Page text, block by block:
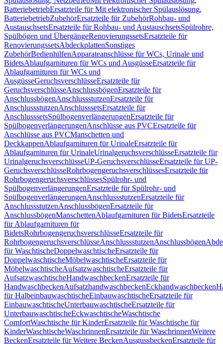
BatteriebetriebErsatzteile für Mit elektronischer Spülauslösung,
BatteriebetriebZubehörErsatzteile für ZubehörRohbau- und
AustauschsetsErsatzteile für Rohbau- und AustauschsetsSpülrohre,
Spülbögen und ÜbergängeRenovierungssetsErsatzteile für
RenovierungssetsAbdeckplattenSonstiges
ZubehörBedienhilfenApparateanschlüsse für WCs, Urinale und
BidetsAblaufgarnituren für WCs und AusgüsseErsatzteile für
Ablaufgarnituren für WCs und
AusgüsseGeruchsverschlüsseErsatzteile für
GeruchsverschlüsseAnschlussbögenErsatzteile für
AnschlussbögenAnschlussstutzenErsatzteile für
AnschlussstutzenAnschlusssetsErsatzteile für
AnschlusssetsSpülbogenverlängerungenErsatzteile für
SpülbogenverlängerungenAnschlüsse aus PVCErsatzteile für
Anschlüsse aus PVCManschetten und
DeckkappenAblaufgarnituren für UrinaleErsatzteile für
Ablaufgarnituren für UrinaleUrinalgeruchsverschlüsseErsatzteile für
UrinalgeruchsverschlüsseUP-GeruchsverschlüsseErsatzteile für UP-
GeruchsverschlüsseRohrbogengeruchsverschlüssesErsatzteile für
RohrbogengeruchsverschlüssesSpülrohr- und
SpülbogenverlängerungenErsatzteile für Spülrohr- und
SpülbogenverlängerungenAnschlussstutzenErsatzteile für
AnschlussstutzenAnschlussbögenErsatzteile für
AnschlussbögenManschettenAblaufgarnituren für BidetsErsatzteile
für Ablaufgarnituren für
BidetsRohrbogengeruchsverschlüsseErsatzteile für
RohrbogengeruchsverschlüsseAnschlussstutzenAnschlussbögen
für WaschtischeDoppelwaschtischeErsatzteile für
DoppelwaschtischeMöbelwaschtischeErsatzteile für
MöbelwaschtischeAufsatzwaschtischeErsatzteile für
AufsatzwaschtischeHandwaschbeckenErsatzteile für
HandwaschbeckenAufsatzhandwaschbeckenEckhandwaschbecken
für HalbeinbauwaschtischeEinbauwaschtischeErsatzteile für
EinbauwaschtischeUnterbauwaschtischeErsatzteile für
UnterbauwaschtischeEckwaschtischeWaschtische
ComfortWaschtische für KinderErsatzteile für Waschtische für
KinderWaschtischeWaschrinnenErsatzteile für WaschrinnenWeitere
BeckenErsatzteile für Weitere BeckenAusgussbeckenErsatzteile für